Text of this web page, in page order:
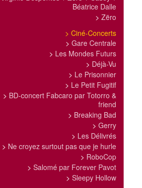
Béatrice Dalle
> Zëro
> Ciné-Concerts
> Gare Centrale
> Les Mondes Futurs
> Déjà-Vu
> Le Prisonnier
> Le Petit Fugitif
> BD-concert Fabcaro par Totorro &
friend
> Breaking Bad
> Gerry
> Les Délivrés
> Ne croyez surtout pas que je hurle
> RoboCop
> Salomé par Forever Pavot
> Sleepy Hollow